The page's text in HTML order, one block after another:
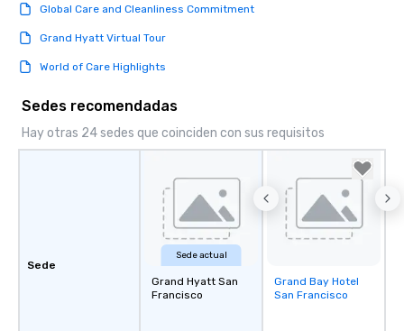
Global Care and Cleanliness Commitment
Grand Hyatt Virtual Tour
World of Care Highlights
Sedes recomendadas
Hay otras 24 sedes que coinciden con sus requisitos
Sede
Sede actual
Grand Hyatt San
Francisco
Removed from
favorites
Grand Bay Hotel
San Francisco